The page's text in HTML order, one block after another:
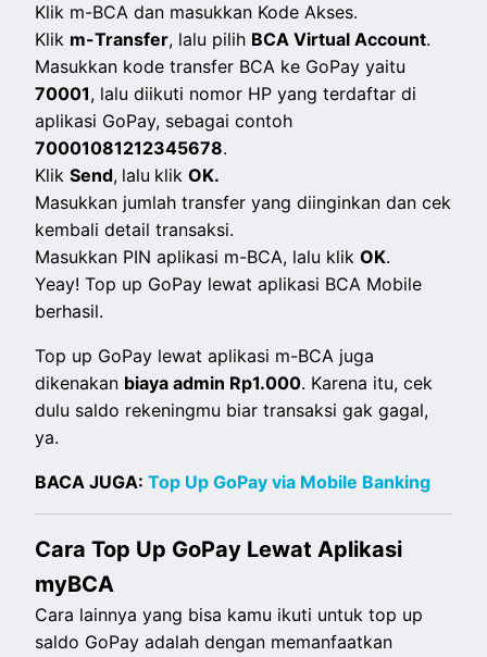
Klik m-BCA dan masukkan Kode Akses.
Klik m-Transfer, lalu pilih BCA Virtual Account.
Masukkan kode transfer BCA ke GoPay yaitu
70001, lalu diikuti nomor HP yang terdaftar di
aplikasi GoPay, sebagai contoh
70001081212345678.
KlikSend, lalu klikOK.
Masukkan jumlah transfer yang diinginkan dan cek
kembali detail transaksi.
Masukkan PIN aplikasi m-BCA, lalu klikOK.
Yeay! Top up GoPay lewat aplikasi BCA Mobile
berhasil.
Top up GoPay lewat aplikasi m-BCA juga
dikenakan biaya admin Rp1.000. Karena itu, cek
dulu saldo rekeningmu biar transaksi gak gagal,
ya.
BACA JUGA:Top Up GoPay via Mobile Banking
Cara Top Up GoPay Lewat Aplikasi
myBCA
Cara lainnya yang bisa kamu ikuti untuk top up
saldo GoPay adalah dengan memanfaatkan